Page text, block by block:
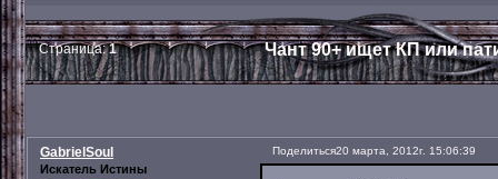
Чант 90+ ищет КП или
Страница:1
Поделиться20 марта, 2012г. 15:06:39
GabrielSoul
Искатель Истины